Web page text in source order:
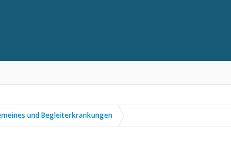
und Begleiterkrankungen